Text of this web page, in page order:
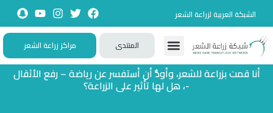
الشبكة العربية لزراعة الشعر
المنتدى مراكز زراعة الشعر
أنا قمت بزراعة للشعر، وأودُّ أن أستفسر عن رياضة – رفع الأثقال
-، هل لها تأثير على الزراعة؟